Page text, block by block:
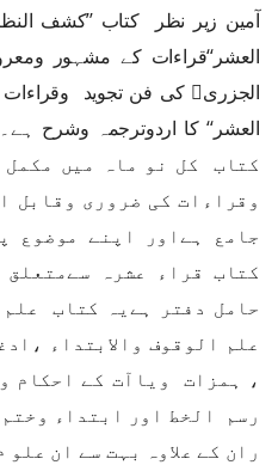
آمین زیر نظر کتاب ’’کشف
العشر‘‘قراءات کے مشہور
الجزری﷫ کی فن تجوید وقراءات
العشر‘‘ کا اردوترجمہ
کتاب کل نو ماہ میں
وقراءات کی ضروری وقابل
جامع ہےاور اپنے موضوع
کتاب قراء عشرہ
حامل دفتر ہےیہ کتاب
علم الوقوف والابتداء
، ہمزات ویاآت کے احکام
رسم الخط اور ابتداء
ران کے علاوہ بہت سے ان